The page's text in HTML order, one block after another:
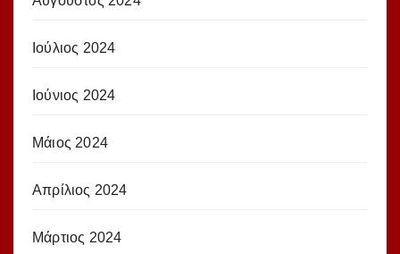
Ιούλιος 2024
Ιούνιος 2024
Μάιος 2024
Απρίλιος 2024
Μάρτιος 2024